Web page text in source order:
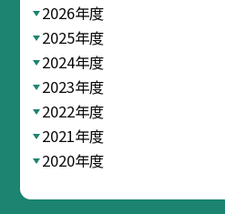
2026年度
2025年度
2024年度
2023年度
2022年度
2021年度
2020年度